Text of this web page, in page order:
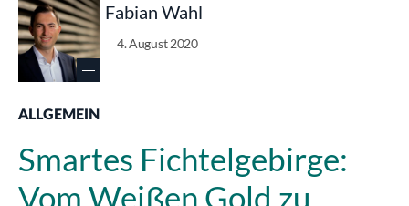
Fabian Wahl
4. August 2020
ALLGEMEIN
Smartes Fichtelgebirge:
Vom Weißen Gold zu